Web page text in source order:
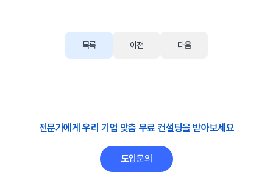
목록 이전 다음
전문가에게 우리 기업 맞춤 무료 컨설팅을 받아보세요
도입문의